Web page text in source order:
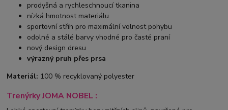
prodyšná a rychleschnoucí tkanina
nízká hmotnost materiálu
sportovní střih pro maximální volnost pohybu
odolné a stálé barvy vhodné pro časté praní
nový design dresu
výrazný pruh přes prsa
Materiál: 100 % recyklovaný polyester
Trenýrky JOMA NOBEL :